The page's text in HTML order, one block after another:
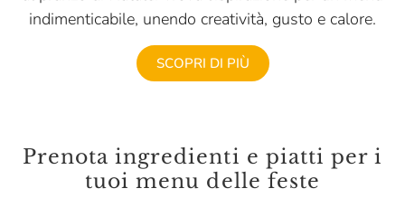
Salumificio Mannori
Salumificio Romano Mainelli
Sapori Dell'Antica Murgia
Savini Tartufi
indimenticabile, unendo creatività, gusto e calore.
SCOPRI DI PIÙ
Prenota ingredienti e piatti per i
tuoi menu delle feste